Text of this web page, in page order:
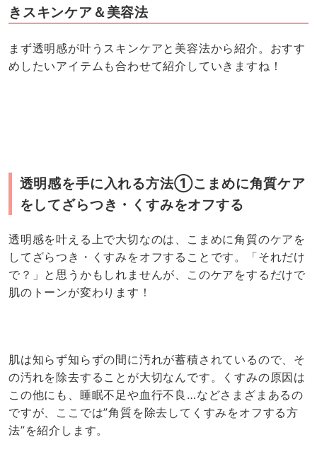
きスキンケア＆美容法
まず透明感が叶うスキンケアと美容法から紹介。おすす
めしたいアイテムも合わせて紹介していきますね！
透明感を手に入れる方法①こまめに角質ケア
をしてざらつき・くすみをオフする
透明感を叶える上で大切なのは、こまめに角質のケアを
してざらつき・くすみをオフすることです。「それだけ
で？」と思うかもしれませんが、このケアをするだけで
肌のトーンが変わります！
肌は知らず知らずの間に汚れが蓄積されているので、そ
の汚れを除去することが大切なんです。くすみの原因は
この他にも、睡眠不足や血行不良…などさまざまあるの
ですが、ここでは”角質を除去してくすみをオフする方
法”を紹介します。